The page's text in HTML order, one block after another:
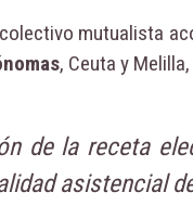
mutualista
, Ceuta y
de la receta
asistencial